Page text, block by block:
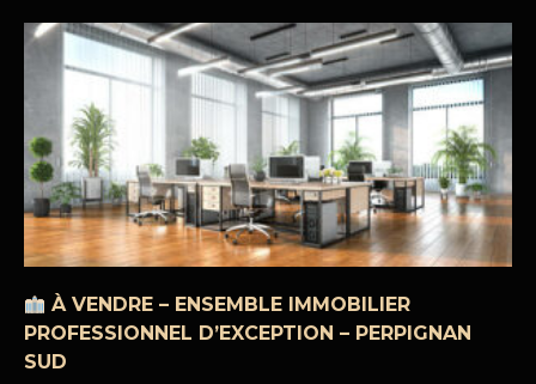
À VENDRE – ENSEMBLE IMMOBILIER
PROFESSIONNEL D’EXCEPTION – PERPIGNAN
SUD